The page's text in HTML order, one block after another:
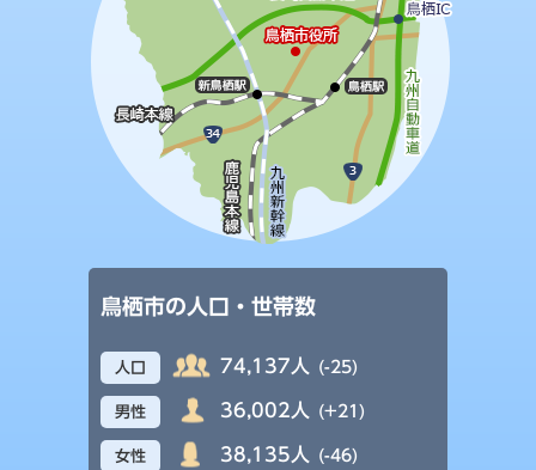
鳥栖市の人口・世帯数
人口 74,137人 (-25)
男性 36,002人 (+21)
女性 38,135人 (-46)